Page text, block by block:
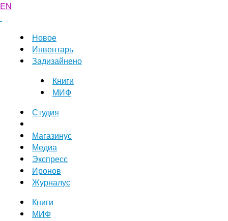
EN
Новое
Инвентарь
Задизайнено
Книги
МИФ
Студия
Магазинус
Медиа
Экспресс
Иронов
Журналус
Книги
МИФ